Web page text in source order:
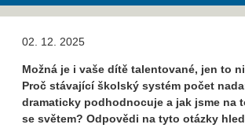
02. 12. 2025
Možná je i vaše dítě talentované, jen to
Proč stávající školský systém počet
dramaticky podhodnocuje a jak jsme na
se světem? Odpovědi na tyto otázky